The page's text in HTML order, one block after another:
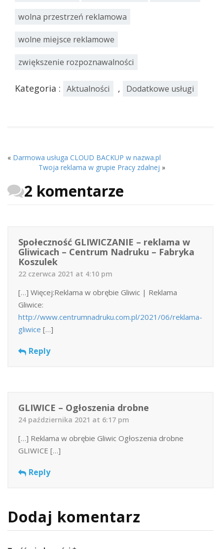
wolna przestrzeń reklamowa
wolne miejsce reklamowe
zwiększenie rozpoznawalności
Kategoria : Aktualności , Dodatkowe usługi
« Darmowa usługa CLOUD BACKUP w nazwa.pl
Twoja reklama w grupie Pracy zdalnej »
2 komentarze
Społeczność GLIWICZANIE – reklama w
Gliwicach – Centrum Nadruku – Fabryka
Koszulek
22 czerwca 2021 at 4:10 pm
[…] Więcej:Reklama w obrębie Gliwic | Reklama
Gliwice:
http://www.centrumnadruku.com.pl/2021/06/reklama-
gliwice […]
Reply
GLIWICE – Ogłoszenia drobne
24 października 2021 at 6:17 pm
[…] Reklama w obrębie Gliwic Ogłoszenia drobne
GLIWICE […]
Reply
Dodaj komentarz